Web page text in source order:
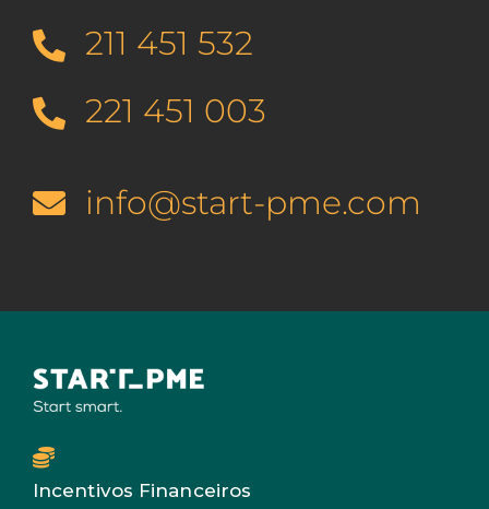
211 451 532
221 451 003
info@start-pme.com
Incentivos Financeiros